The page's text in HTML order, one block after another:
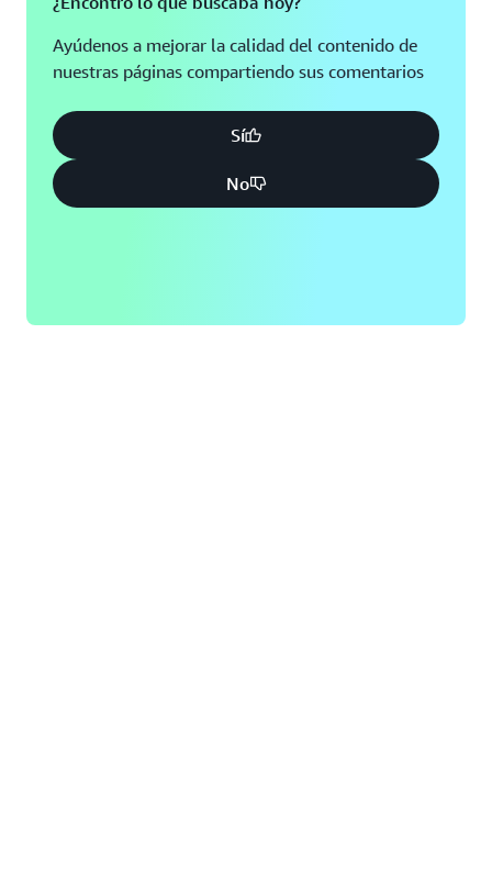
Ayúdenos a mejorar la calidad del contenido de
nuestras páginas compartiendo sus comentarios
Sí
No